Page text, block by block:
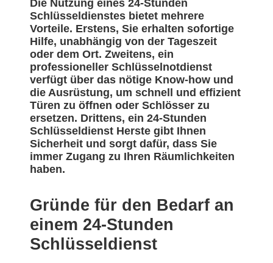
Die Nutzung eines 24-Stunden
Schlüsseldienstes bietet mehrere
Vorteile. Erstens, Sie erhalten sofortige
Hilfe, unabhängig von der Tageszeit
oder dem Ort. Zweitens, ein
professioneller Schlüsselnotdienst
verfügt über das nötige Know-how und
die Ausrüstung, um schnell und effizient
Türen zu öffnen oder Schlösser zu
ersetzen. Drittens, ein 24-Stunden
Schlüsseldienst Herste gibt Ihnen
Sicherheit und sorgt dafür, dass Sie
immer Zugang zu Ihren Räumlichkeiten
haben.
Gründe für den Bedarf an
einem 24-Stunden
Schlüsseldienst